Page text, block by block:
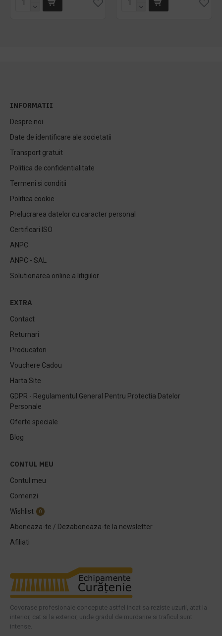
INFORMATII
Despre noi
Date de identificare ale societatii
Transport gratuit
Politica de confidentialitate
Termeni si conditii
Politica cookie
Prelucrarea datelor cu caracter personal
Certificari ISO
ANPC
ANPC - SAL
Solutionarea online a litigiilor
EXTRA
Contact
Returnari
Producatori
Vouchere Cadou
Harta Site
GDPR - Regulamentul General Pentru Protectia Datelor
Personale
Oferte speciale
Blog
CONTUL MEU
Contul meu
Comenzi
Wishlist
0
Aboneaza-te / Dezaboneaza-te la newsletter
Afiliati
Covorase profesionale concepute astfel incat sa reziste uzurii, atat la
interior, cat si la exterior, unde gradul de murdarire si traficul sunt
intense.